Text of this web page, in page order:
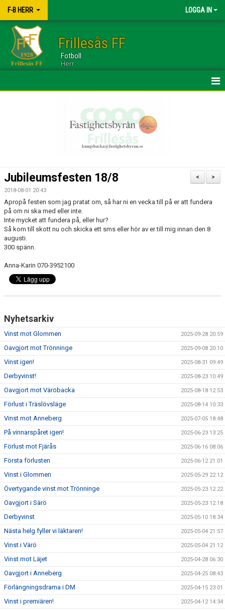
F-B HERR LOGGA IN
Frillesås FF
Fotboll
Herr
BILDGALLERI
DOKUMENT
KONTAKT
MATCHER
MARATONTABELL
SPELARRÅDET
>
<
Jubileumsfesten 18/8
2018-08-01 20:43
Apropå festen som jag pratat om, så har ni en vecka till på er att fundera
på om ni ska med eller inte.
Inte mycket att fundera på, eller hur?
Så kom till skott nu och skicka ett sms eller hör av er till mig innan den 8
augusti.
300 spänn.
Anna-Karin 070-3952100
Nyhetsarkiv
Vinst mot Glommen 2025-09-28 20:59
Oavgjort mot Trönninge 2025-09-08 20:10
Vinst igen! 2025-08-31 09:49
Derbyvinst! 2025-08-23 10:49
Oavgjort mot Väröbacka 2025-08-18 12:53
Förlust i Träslövsläge 2025-08-14 10:33
Vinst mot Anneberg 2025-07-05 18:48
På vinnarspåret igen! 2025-06-23 13:25
Förlust mot Fjärås 2025-06-16 08:06
Första förlusten 2025-06-12 21:01
Vinst i Glommen 2025-05-29 22:12
Övertygande vinst mot Trönninge 2025-05-23 12:22
Oavgjort i Särö 2025-05-23 12:18
Derbyvinst 2025-05-10 18:34
Nästa helg fyller vi läktaren! 2025-05-04 21:57
Vinst i Värö 2025-05-04 21:12
Vinst mot Läjet 2025-04-28 06:30
Oavgjort i Anneberg 2025-04-25 08:43
Förlängningsdrama i DM 2025-04-15 23:01
Vinst i premiären! 2025-04-12 14:34